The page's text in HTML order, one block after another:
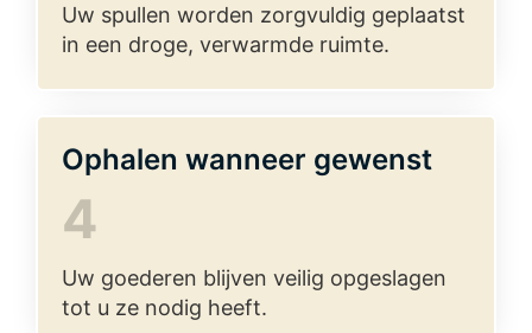
Uw spullen worden zorgvuldig geplaatst
in een droge, verwarmde ruimte.
Ophalen wanneer gewenst
4
Uw goederen blijven veilig opgeslagen
tot u ze nodig heeft.